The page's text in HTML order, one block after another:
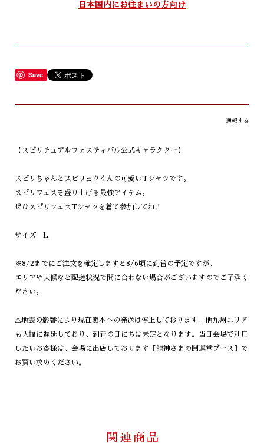
日本国内にお住まいの方向け
Save
通報する
【スピリチュアルフェスティバル公式キャラクター】
スピリちゃんとスピリュウくんの可愛いTシャツです。
スピリフェスを盛り上げる最強アイテム。
ぜひスピリフェスTシャツを着て参加してね！
サイズ L
※8/2までにご注文を確定しますと8/6頃に到着の予定ですが、
エリアや天候など配送状況で間に合わない場合がございますのでご了承く
ださい。
⚠️地震の影響により現在熊本への発送は停止しております。他九州エリア
も大幅に遅延しており、到着の日にちは未定となります。当日会場で利用
したいお客様は、会場に出店しております【龍神さまの開運堂ブース】で
お買い求めください。
関連商品